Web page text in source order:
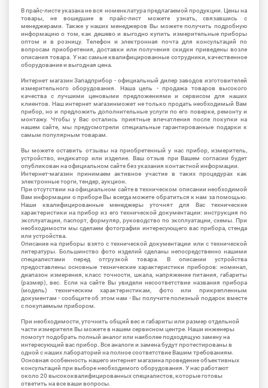
В прайс-листе указана не вся номенклатура предлагаемой продукции. Цены на
товары, не вошедшие в прайс-лист можете узнать, связавшись с
менеджерами. Также у наших менеджеров Вы можете получить подробную
информацию о том, как дешево и выгодно купить измерительные приборы
оптом и в розницу. Телефон и электронная почта для консультаций по
вопросам приобретения, доставки или получения скидки приведены возле
описания товара. У нас самые квалифицированные сотрудники, качественное
оборудование и выгодная цена.
Интернет магазин Западприбор - официальный дилер заводов изготовителей
измерительного оборудования. Наша цель - продажа товаров высокого
качества с лучшими ценовыми предложениями и сервисом для наших
клиентов. Наш интернет магазинможет не только продать необходимый Вам
прибор, но и предложить дополнительные услуги по его поверке, ремонту и
монтажу. Чтобы у Вас остались приятные впечатления после покупки на
нашем сайте, мы предусмотрели специальные гарантированные подарки к
самым популярным товарам.
Вы можете оставить отзывы на приобретенный у нас прибор, измеритель,
устройство, индикатор или изделие. Ваш отзыв при Вашем согласии будет
опубликован на официальном сайте без указания контактной информации.
Интернет-магазин принимаем активное участие в таких процедурах как
электронные торги, тендер, аукцион.
При отсутствии на официальном сайте в техническом описании необходимой
Вам информации о приборе Вы всегда можете обратиться к нам за помощью.
Наши квалифицированные менеджеры уточнят для Вас технические
характеристики на прибор из его технической документации: инструкция по
эксплуатации, паспорт, формуляр, руководство по эксплуатации, схемы. При
необходимости мы сделаем фотографии интересующего вас прибора, стенда
или устройства.
Описание на приборы взято с технической документации или с технической
литературы. Большинство фото изделий сделаны непосредственно нашими
специалистами перед отгрузкой товара. В описании устройства
предоставлены основные технические характеристики приборов: номинал,
диапазон измерения, класс точности, шкала, напряжение питания, габариты
(размер), вес. Если на сайте Вы увидели несоответствие названия прибора
(модель) техническим характеристикам, фото или прикрепленным
документам - сообщите об этом нам - Вы получите полезный подарок вместе
с покупаемым прибором.
При необходимости, уточнить общий вес и габариты или размер отдельной
части измерителя Вы можете в нашем сервисном центре. Наши инженеры
помогут подобрать полный аналог или наиболее подходящую замену на
интересующий вас прибор. Все аналоги и замена будут протестированы в
одной с наших лабораторий на полное соответствие Вашим требованиям.
Основная особенность нашего интернет магазина проведение объективных
консультаций при выборе необходимого оборудования. У нас работают
около 20 высококвалифицированных специалистов, которые готовы
ответить на все ваши вопросы.